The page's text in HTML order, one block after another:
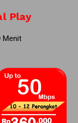
Play
Menit